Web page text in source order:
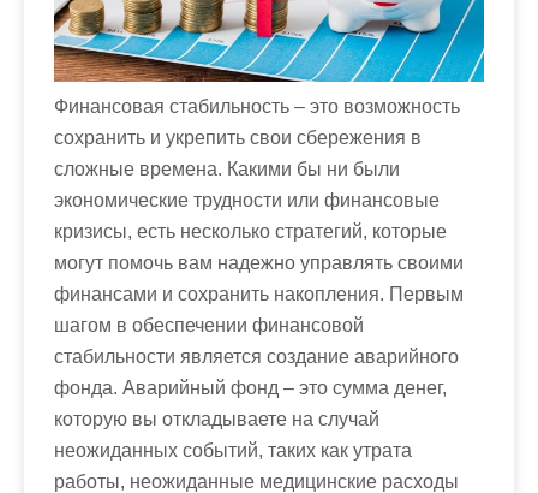
Финансовая стабильность – это возможность
сохранить и укрепить свои сбережения в
сложные времена. Какими бы ни были
экономические трудности или финансовые
кризисы, есть несколько стратегий, которые
могут помочь вам надежно управлять своими
финансами и сохранить накопления. Первым
шагом в обеспечении финансовой
стабильности является создание аварийного
фонда. Аварийный фонд – это сумма денег,
которую вы откладываете на случай
неожиданных событий, таких как утрата
работы, неожиданные медицинские расходы